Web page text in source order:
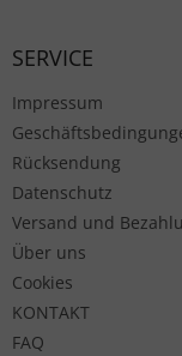
SERVICE
Impressum
Rücksendung
Datenschutz
Versand und
Über uns
Cookies
KONTAKT
FAQ